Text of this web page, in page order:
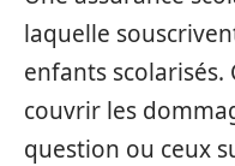
laquelle
enfants scolarisés.
couvrir les
question ou ceux